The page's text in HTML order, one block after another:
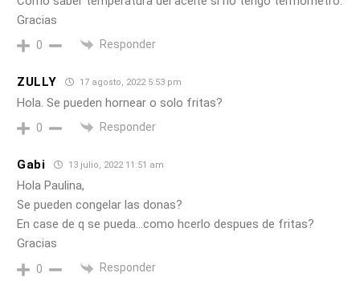
Gracias
0 Responder
ZULLY 17 agosto, 2022 5:53 pm
Hola. Se pueden hornear o solo fritas?
0 Responder
Gabi 13 julio, 2022 11:51 am
Hola Paulina,
Se pueden congelar las donas?
En case de q se pueda…como hcerlo despues de fritas?
Gracias
0 Responder